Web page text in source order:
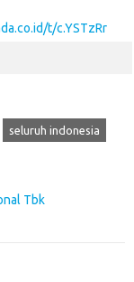
t/c.YSTzRr
seluruh indonesia
Tbk